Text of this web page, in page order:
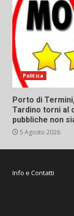
Politica
Porto di
Tardino torni al
pubbliche non
5 Agosto 2026
Info e Contatti